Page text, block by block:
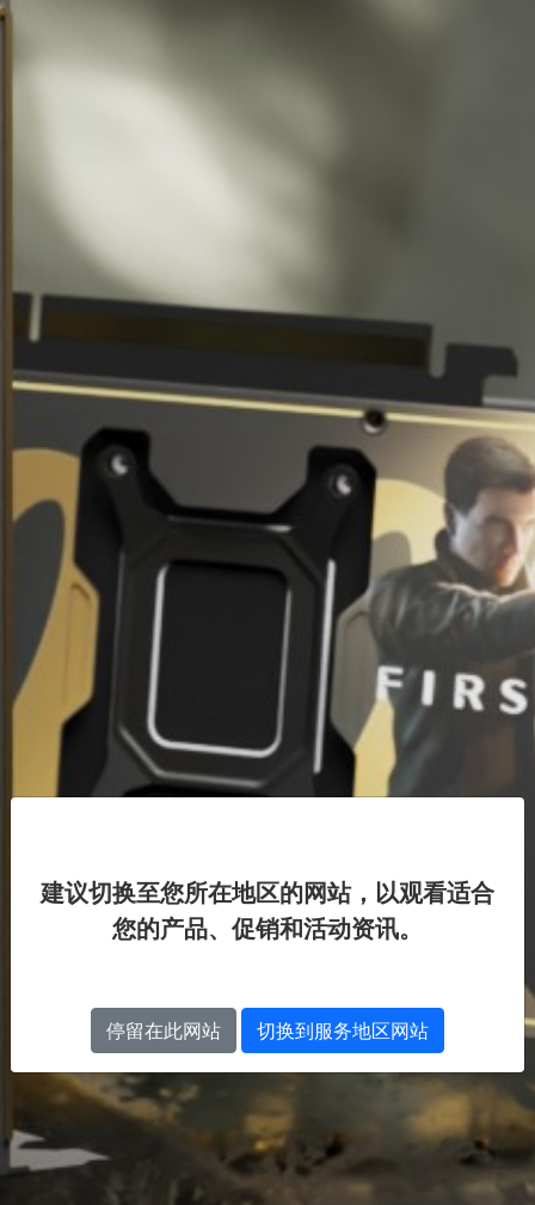
建议切换至您所在地区的网站，以观看适合
您的产品、促销和活动资讯。
停留在此网站 切换到服务地区网站